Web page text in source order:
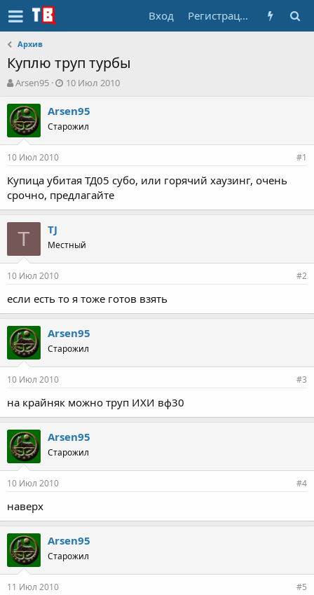
Вход Регистрация
Архив
Куплю труп турбы
А
т
о
р
т
е
ы
Arsen95
Д
т
н
а
л
а
10 Июл 2010
Arsen95
Старожил
10 Июл 2010 #1
Купица убитая ТД05 субо, или горячий хаузинг, очень
срочно, предлагайте
T TJ
Местный
10 Июл 2010 #2
если есть то я тоже готов взять
Arsen95
Старожил
10 Июл 2010 #3
на крайняк можно труп ИХИ вф30
Arsen95
Старожил
10 Июл 2010 #4
наверх
Arsen95
Старожил
11 Июл 2010 #5